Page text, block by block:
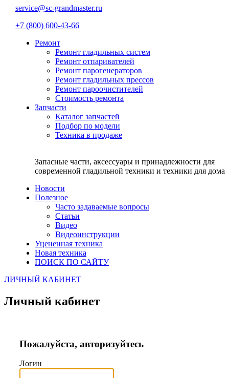
service@sc-grandmaster.ru
+7 (800) 600-43-66
Ремонт
Ремонт гладильных систем
Ремонт отпаривателей
Ремонт парогенераторов
Ремонт гладильных прессов
Ремонт пароочистителей
Стоимость ремонта
Запчасти
Каталог запчастей
Подбор по модели
Техника в продаже
Запасные части, аксессуары и принадлежности для
современной гладильной техники и техники для дома
Новости
Полезное
Часто задаваемые вопросы
Статьи
Видео
Видеоинструкции
Уцененная техника
Новая техника
ПОИСК ПО САЙТУ
ЛИЧНЫЙ КАБИНЕТ
Личный кабинет
Пожалуйста, авторизуйтесь
Логин